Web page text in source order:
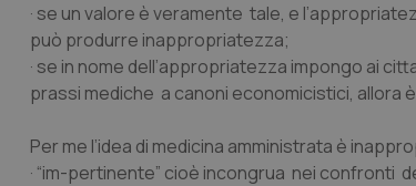
· se un valore è veramente tale, e
può produrre inappropriatezza;
· se in nome dell’appropriatezza impongo ai
prassi mediche a canoni economicistici, allora
Per me l’idea di medicina amministrata è
· “im-pertinente” cioè incongrua nei confronti